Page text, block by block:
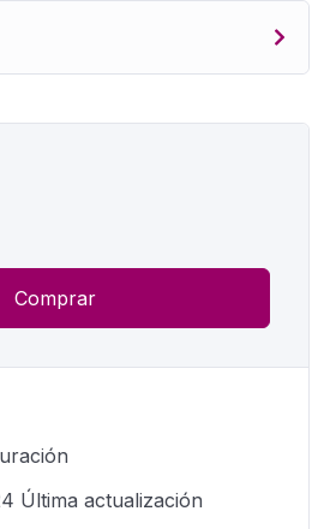
Comprar
Última actualización